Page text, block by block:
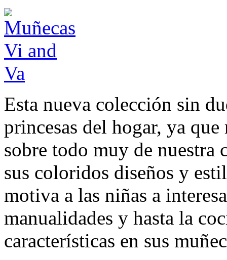
Esta nueva colección sin
princesas del hogar, ya
sobre todo muy de nuestra
sus coloridos diseños y
motiva a las niñas a
manualidades y hasta la
características en sus